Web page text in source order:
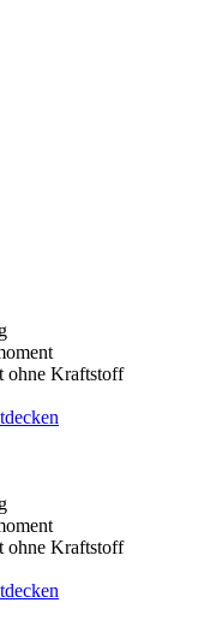
ohne Kraftstoff
ohne Kraftstoff